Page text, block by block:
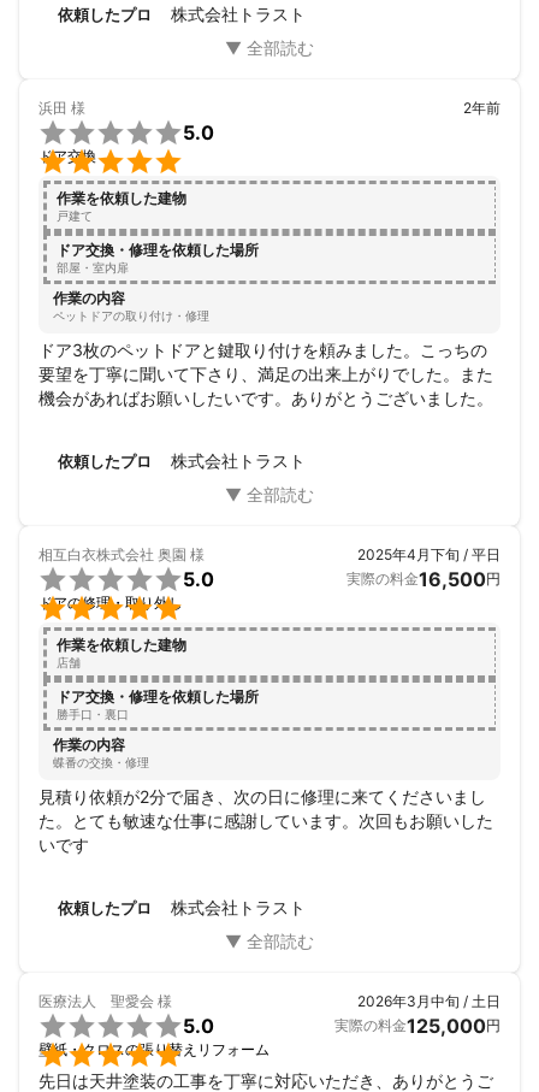
依頼したプロ 株式会社トラスト
浜田 様


5.0
ドア交換
2年前
作業を依頼した建物
戸建て
ドア交換・修理を依頼した場所
部屋・室内扉
作業の内容
ペットドアの取り付け・修理
ドア3枚のペットドアと鍵取り付けを頼みました。こっちの
要望を丁寧に聞いて下さり、満足の出来上がりでした。また
機会があればお願いしたいです。ありがとうございました。
依頼したプロ 株式会社トラスト
相互白衣株式会社 奥園 様


5.0
ドアの修理・取り外し
2025年4月下旬 / 平日
実際の料金16,500円
作業を依頼した建物
店舗
ドア交換・修理を依頼した場所
勝手口・裏口
作業の内容
蝶番の交換・修理
見積り依頼が2分で届き、次の日に修理に来てくださいまし
た。とても敏速な仕事に感謝しています。次回もお願いした
いです
依頼したプロ 株式会社トラスト
医療法人 聖愛会 様


5.0
壁紙・クロスの張り替えリフォーム
2026年3月中旬 / 土日
実際の料金125,000円
先日は天井塗装の工事を丁寧に対応いただき、ありがとうご